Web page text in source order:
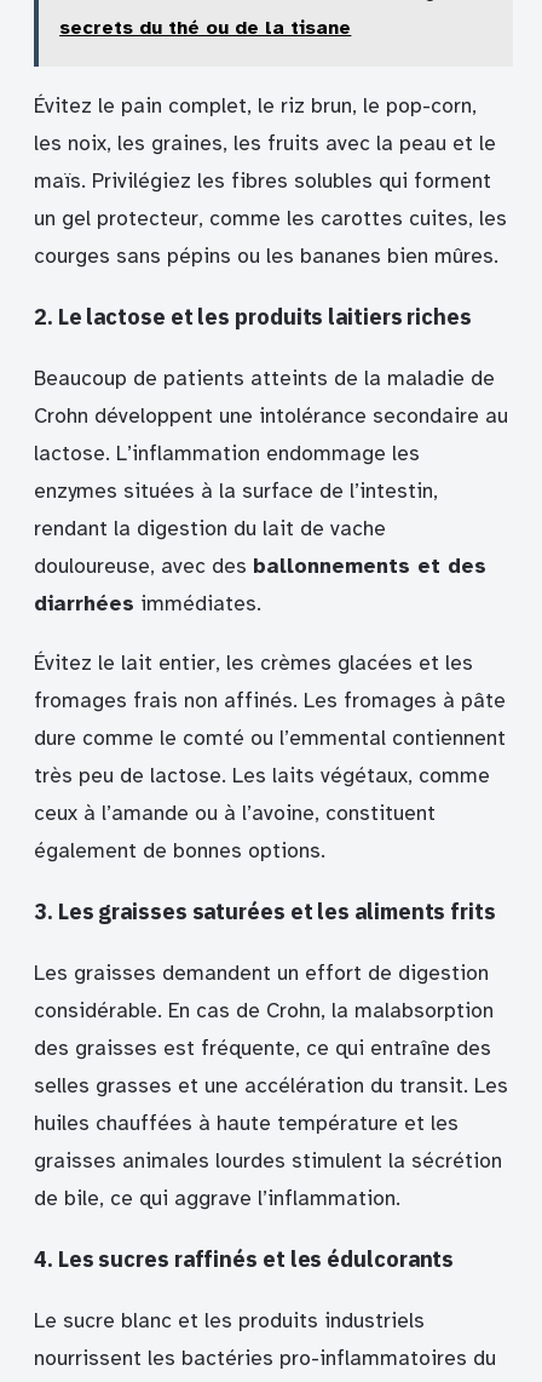
secrets du thé ou de la tisane
Évitez le pain complet, le riz brun, le pop-corn,
les noix, les graines, les fruits avec la peau et le
maïs. Privilégiez les fibres solubles qui forment
un gel protecteur, comme les carottes cuites, les
courges sans pépins ou les bananes bien mûres.
2. Le lactose et les produits laitiers riches
Beaucoup de patients atteints de la maladie de
Crohn développent une intolérance secondaire au
lactose. L’inflammation endommage les
enzymes situées à la surface de l’intestin,
rendant la digestion du lait de vache
douloureuse, avec des ballonnements et des
diarrhées immédiates.
Évitez le lait entier, les crèmes glacées et les
fromages frais non affinés. Les fromages à pâte
dure comme le comté ou l’emmental contiennent
très peu de lactose. Les laits végétaux, comme
ceux à l’amande ou à l’avoine, constituent
également de bonnes options.
3. Les graisses saturées et les aliments frits
Les graisses demandent un effort de digestion
considérable. En cas de Crohn, la malabsorption
des graisses est fréquente, ce qui entraîne des
selles grasses et une accélération du transit. Les
huiles chauffées à haute température et les
graisses animales lourdes stimulent la sécrétion
de bile, ce qui aggrave l’inflammation.
4. Les sucres raffinés et les édulcorants
Le sucre blanc et les produits industriels
nourrissent les bactéries pro-inflammatoires du